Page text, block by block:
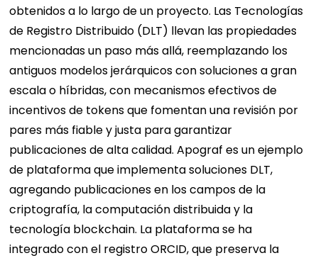
obtenidos a lo largo de un proyecto. Las Tecnologías
de Registro Distribuido (DLT) llevan las propiedades
mencionadas un paso más allá, reemplazando los
antiguos modelos jerárquicos con soluciones a gran
escala o híbridas, con mecanismos efectivos de
incentivos de tokens que fomentan una revisión por
pares más fiable y justa para garantizar
publicaciones de alta calidad. Apograf es un ejemplo
de plataforma que implementa soluciones DLT,
agregando publicaciones en los campos de la
criptografía, la computación distribuida y la
tecnología blockchain. La plataforma se ha
integrado con el registro ORCID, que preserva la